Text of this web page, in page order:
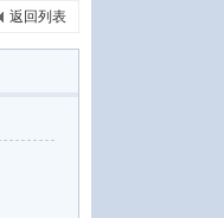
返回列表